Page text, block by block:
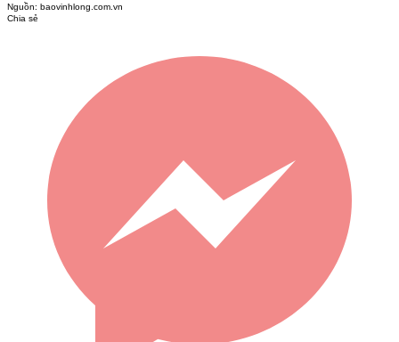
Nguồn: baovinhlong.com.vn
Chia sẻ